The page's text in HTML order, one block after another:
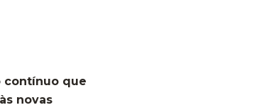
contínuo que
novas